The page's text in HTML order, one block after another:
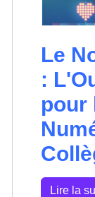
Le
:
pour
Lire la